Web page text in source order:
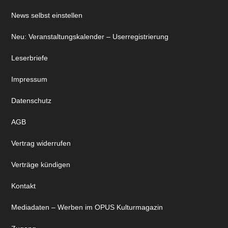
News selbst einstellen
Neu: Veranstaltungskalender – Userregistrierung
Leserbriefe
Impressum
Datenschutz
AGB
Vertrag widerrufen
Verträge kündigen
Kontakt
Mediadaten – Werben im OPUS Kulturmagazin